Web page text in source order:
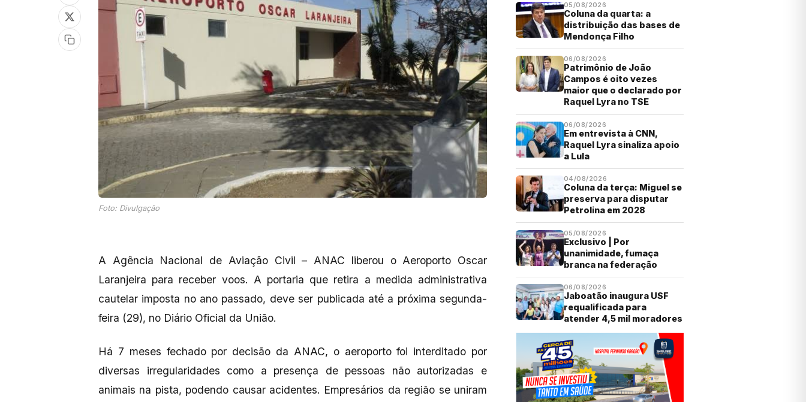
Foto: Divulgação
A Agência Nacional de Aviação Civil – ANAC liberou o Aeroporto Oscar
Laranjeira para receber voos. A portaria que retira a medida administrativa
cautelar imposta no ano passado, deve ser publicada até a próxima segunda-
feira (29), no Diário Oficial da União.
Há 7 meses fechado por decisão da ANAC, o aeroporto foi interditado por
diversas irregularidades como a presença de pessoas não autorizadas e
animais na pista, podendo causar acidentes. Empresários da região se uniram
05/08/2026
Coluna da quarta: a
distribuição das bases de
Mendonça Filho
06/08/2026
Patrimônio de João
Campos é oito vezes
maior que o declarado por
Raquel Lyra no TSE
06/08/2026
Em entrevista à CNN,
Raquel Lyra sinaliza apoio
a Lula
04/08/2026
Coluna da terça: Miguel se
preserva para disputar
Petrolina em 2028
05/08/2026
Exclusivo | Por
unanimidade, fumaça
branca na federação
06/08/2026
Jaboatão inaugura USF
requalificada para
atender 4,5 mil moradores